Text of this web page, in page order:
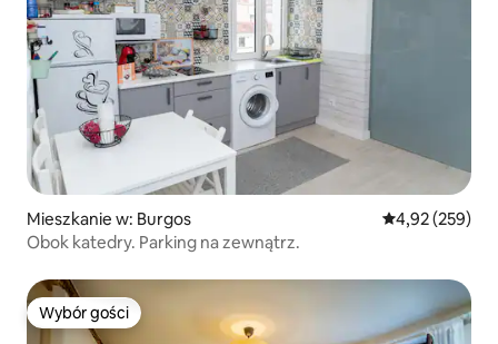
Mieszkanie w: Burgos Średnia
4,92 (259)
Obok katedry. Parking na zewnątrz.
Wybór gości
Wybór gości